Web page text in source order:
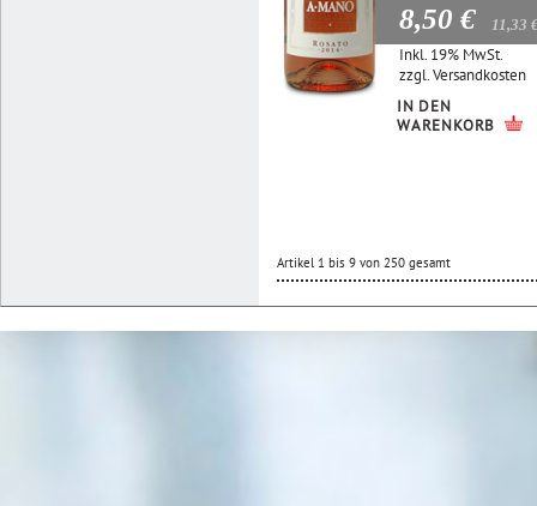
8,50 € 11,33
Inkl. 19% MwSt.
zzgl.Versandkosten
IN DEN
WARENKORB
Artikel 1 bis 9 von 250 gesamt